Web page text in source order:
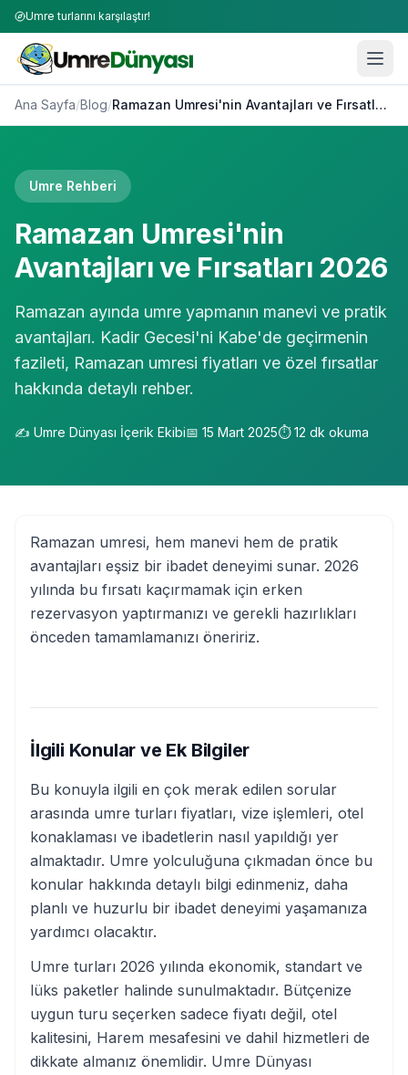
Umre turlarını karşılaştır!
Ana Sayfa/Blog/ Ramazan Umresi'nin Avantajları ve Fırsatları 2026
Umre Rehberi
Ramazan Umresi'nin
Avantajları ve Fırsatları 2026
Ramazan ayında umre yapmanın manevi ve pratik
avantajları. Kadir Gecesi'ni Kabe'de geçirmenin
fazileti, Ramazan umresi fiyatları ve özel fırsatlar
hakkında detaylı rehber.
✍️ Umre Dünyası İçerik Ekibi📅 15 Mart 2025⏱️12 dk okuma
Ramazan umresi, hem manevi hem de pratik
avantajları eşsiz bir ibadet deneyimi sunar. 2026
yılında bu fırsatı kaçırmamak için erken
rezervasyon yaptırmanızı ve gerekli hazırlıkları
önceden tamamlamanızı öneririz.
İlgili Konular ve Ek Bilgiler
Bu konuyla ilgili en çok merak edilen sorular
arasında umre turları fiyatları, vize işlemleri, otel
konaklaması ve ibadetlerin nasıl yapıldığı yer
almaktadır. Umre yolculuğuna çıkmadan önce bu
konular hakkında detaylı bilgi edinmeniz, daha
planlı ve huzurlu bir ibadet deneyimi yaşamanıza
yardımcı olacaktır.
Umre turları 2026 yılında ekonomik, standart ve
lüks paketler halinde sunulmaktadır. Bütçenize
uygun turu seçerken sadece fiyatı değil, otel
kalitesini, Harem mesafesini ve dahil hizmetleri de
dikkate almanız önemlidir. Umre Dünyası